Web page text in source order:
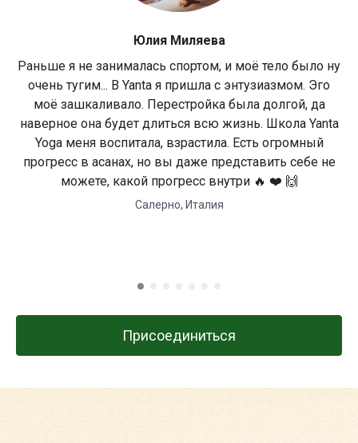
Юлия Миляева
Раньше я не занималась спортом, и моё тело было ну
очень тугим... В Yanta я пришла с энтузиазмом. Эго
моё зашкаливало. Перестройка была долгой, да
наверное она будет длиться всю жизнь. Школа Yanta
Yoga меня воспитала, взрастила. Есть огромный
прогресс в асанах, но вы даже представить себе не
можете, какой прогресс внутри 🔥 ❤️ 🙌
Салерно, Италия
Присоединиться